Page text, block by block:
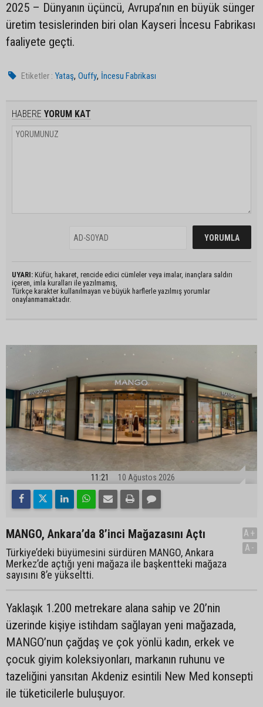
2025 – Dünyanın üçüncü, Avrupa’nın en büyük sünger
üretim tesislerinden biri olan Kayseri İncesu Fabrikası
faaliyete geçti.
Etiketler : Yataş,Ouffy, İncesu Fabrikası
HABERE YORUM KAT
UYARI: Küfür, hakaret, rencide edici cümleler veya imalar, inançlara saldırı
içeren, imla kuralları ile yazılmamış,
Türkçe karakter kullanılmayan ve büyük harflerle yazılmış yorumlar
onaylanmamaktadır.
11:21 10 Ağustos 2026
MANGO, Ankara’da 8’inci Mağazasını Açtı
Türkiye’deki büyümesini sürdüren MANGO, Ankara
Merkez’de açtığı yeni mağaza ile başkentteki mağaza
sayısını 8’e yükseltti.
A+
A-
Yaklaşık 1.200 metrekare alana sahip ve 20’nin
üzerinde kişiye istihdam sağlayan yeni mağazada,
MANGO’nun çağdaş ve çok yönlü kadın, erkek ve
çocuk giyim koleksiyonları, markanın ruhunu ve
tazeliğini yansıtan Akdeniz esintili New Med konsepti
ile tüketicilerle buluşuyor.